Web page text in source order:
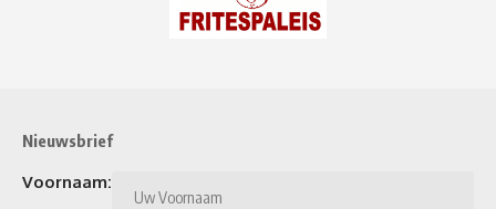
Nieuwsbrief
Voornaam: